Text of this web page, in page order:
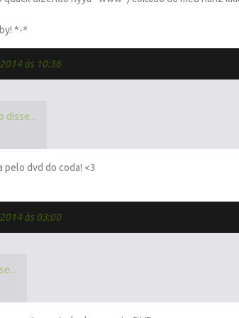
*-*
às 10:36
disse...
pelo dvd do coda! <3
às 03:00